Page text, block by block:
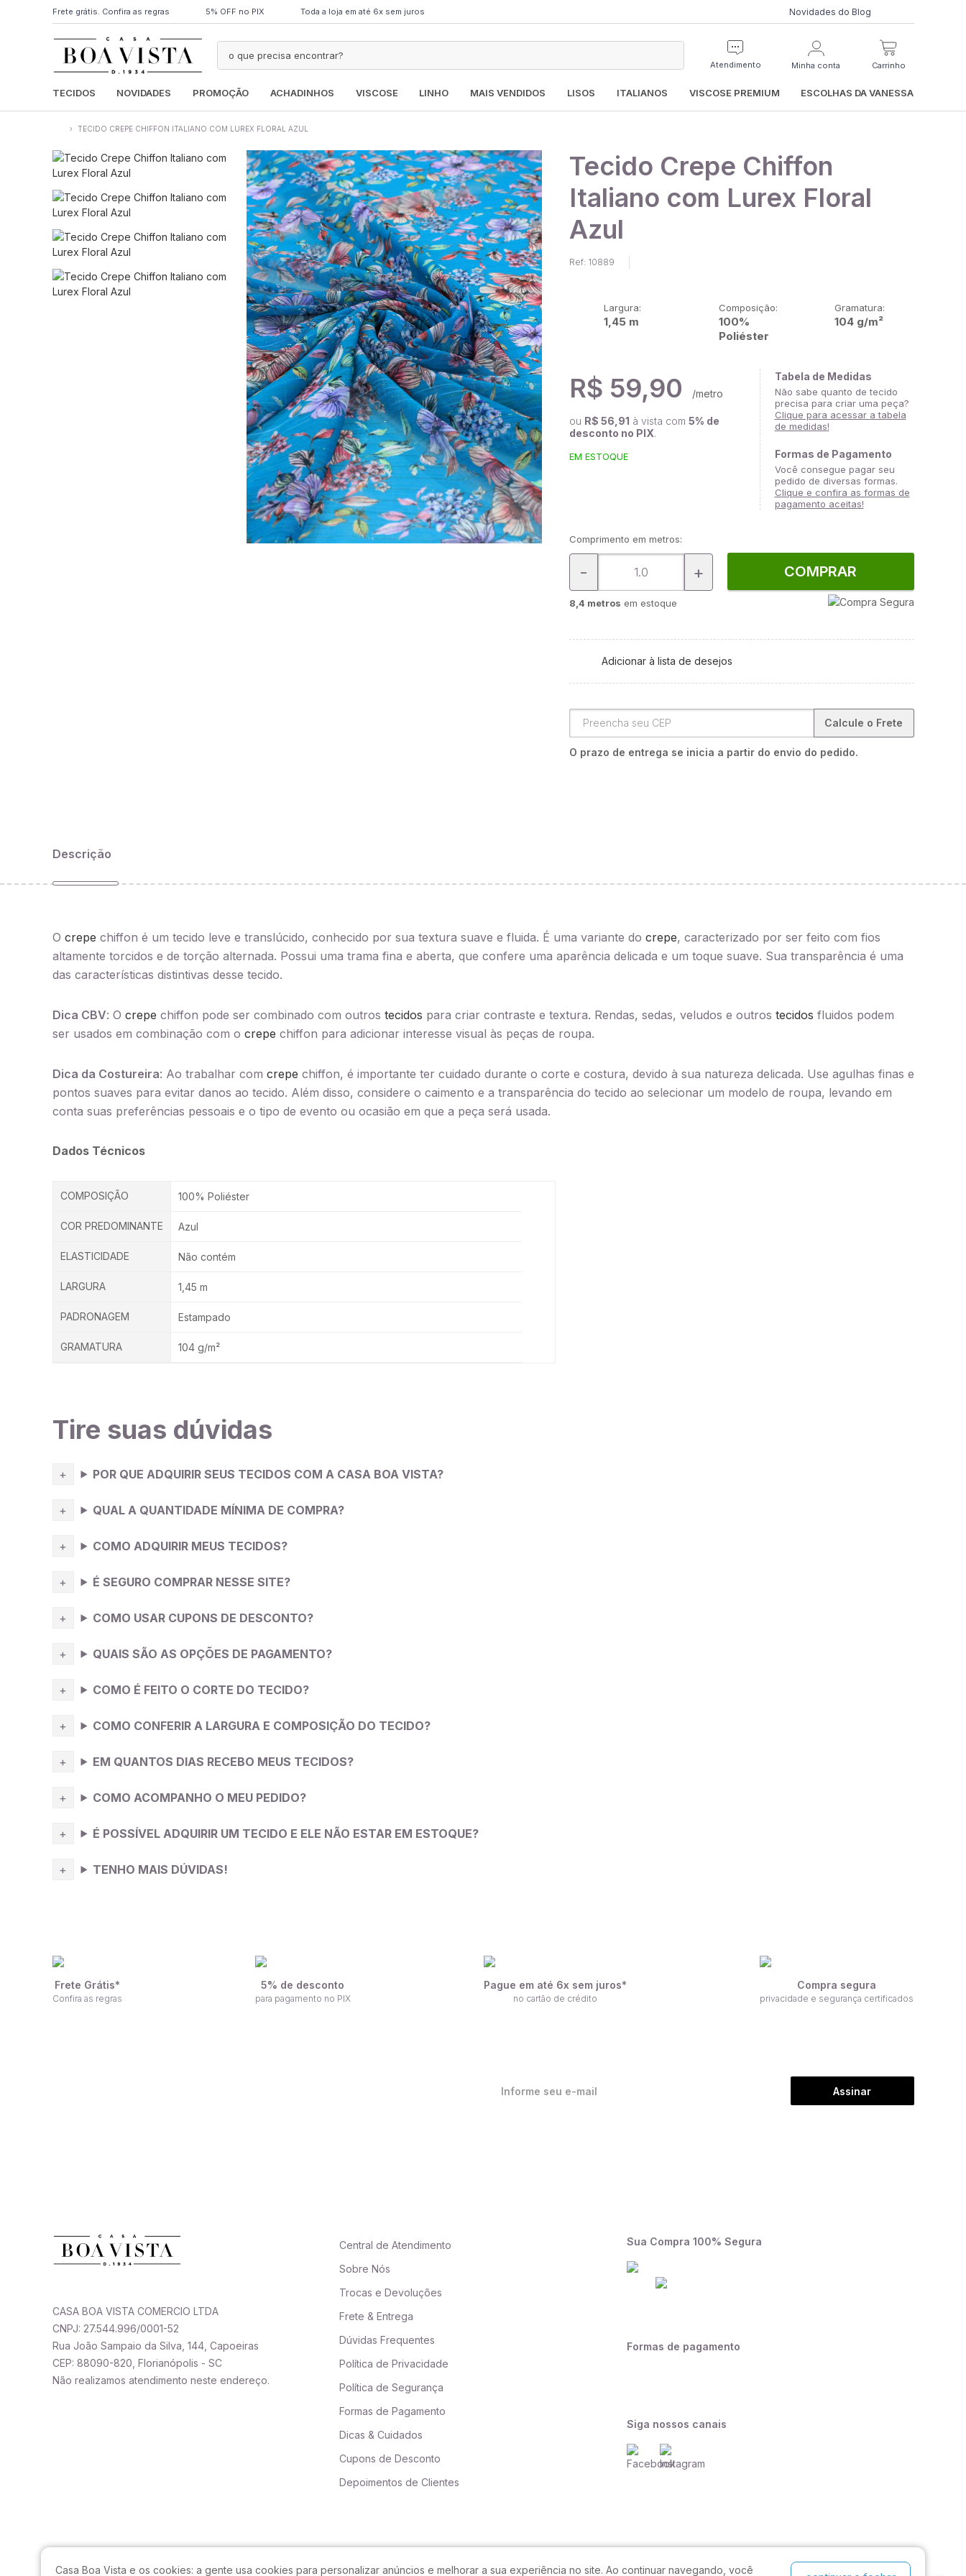
Frete grátis. Confira as regras 5% OFF no PIX Toda a loja em até 6x sem juros Novidades do Blog
Atendimento Minha conta Carrinho
TECIDOS NOVIDADES PROMOÇÃO ACHADINHOS VISCOSE LINHO MAIS VENDIDOS LISOS ITALIANOS VISCOSE PREMIUM ESCOLHAS DA VANESSA
Casa Boa Vista e os cookies: a gente usa cookies para personalizar anúncios e melhorar a sua experiência no site. Ao continuar navegando, você
› TECIDO CREPE CHIFFON ITALIANO COM LUREX FLORAL AZUL
Tecido Crepe Chiffon
Italiano com Lurex Floral
Azul
Ref: 10889
Largura:
1,45 m
Composição:
100%
Poliéster
Gramatura:
104 g/m²
R$ 59,90 /metro
ou R$ 56,91 à vista com 5% de
desconto no PIX.
EM ESTOQUE
Tabela de Medidas
Não sabe quanto de tecido
precisa para criar uma peça?
Clique para acessar a tabela
de medidas!
Formas de Pagamento
Você consegue pagar seu
pedido de diversas formas.
Clique e confira as formas de
pagamento aceitas!
Comprimento em metros:
- +
8,4 metros em estoque
COMPRAR
Adicionar à lista de desejos
Calcule o Frete
O prazo de entrega se inicia a partir do envio do pedido.
Descrição
O crepe chiffon é um tecido leve e translúcido, conhecido por sua textura suave e fluida. É uma variante do crepe, caracterizado por ser feito com fios
altamente torcidos e de torção alternada. Possui uma trama fina e aberta, que confere uma aparência delicada e um toque suave. Sua transparência é uma
das características distintivas desse tecido.
Dica CBV: O crepe chiffon pode ser combinado com outros tecidos para criar contraste e textura. Rendas, sedas, veludos e outros tecidos fluidos podem
ser usados em combinação com o crepe chiffon para adicionar interesse visual às peças de roupa.
Dica da Costureira: Ao trabalhar com crepe chiffon, é importante ter cuidado durante o corte e costura, devido à sua natureza delicada. Use agulhas finas e
pontos suaves para evitar danos ao tecido. Além disso, considere o caimento e a transparência do tecido ao selecionar um modelo de roupa, levando em
conta suas preferências pessoais e o tipo de evento ou ocasião em que a peça será usada.
Dados Técnicos
COMPOSIÇÃO 100% Poliéster
COR PREDOMINANTE Azul
ELASTICIDADE Não contém
LARGURA 1,45 m
PADRONAGEM Estampado
GRAMATURA 104 g/m²
Tire suas dúvidas
POR QUE ADQUIRIR SEUS TECIDOS COM A CASA BOA VISTA?
QUAL A QUANTIDADE MÍNIMA DE COMPRA?
COMO ADQUIRIR MEUS TECIDOS?
É SEGURO COMPRAR NESSE SITE?
COMO USAR CUPONS DE DESCONTO?
QUAIS SÃO AS OPÇÕES DE PAGAMENTO?
COMO É FEITO O CORTE DO TECIDO?
COMO CONFERIR A LARGURA E COMPOSIÇÃO DO TECIDO?
EM QUANTOS DIAS RECEBO MEUS TECIDOS?
COMO ACOMPANHO O MEU PEDIDO?
É POSSÍVEL ADQUIRIR UM TECIDO E ELE NÃO ESTAR EM ESTOQUE?
TENHO MAIS DÚVIDAS!
Frete Grátis*
Confira as regras
5% de desconto
para pagamento no PIX
Pague em até 6x sem juros*
no cartão de crédito
Compra segura
privacidade e segurança certificados
Assinar
CASA BOA VISTA COMERCIO LTDA
CNPJ: 27.544.996/0001-52
Rua João Sampaio da Silva, 144, Capoeiras
CEP: 88090-820, Florianópolis - SC
Não realizamos atendimento neste endereço.
Central de Atendimento
Sobre Nós
Trocas e Devoluções
Frete & Entrega
Dúvidas Frequentes
Política de Privacidade
Política de Segurança
Formas de Pagamento
Dicas & Cuidados
Cupons de Desconto
Depoimentos de Clientes
Sua Compra 100% Segura
Formas de pagamento
Siga nossos canais